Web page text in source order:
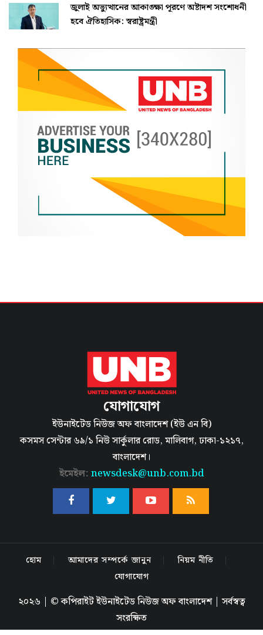
জুলাই অভ্যুত্থানের আকাঙ্ক্ষা পূরণে অষ্টাদশ সংশোধনী
হবে ঐতিহাসিক: স্বরাষ্ট্রমন্ত্রী
যোগাযোগ
ইউনাইটেড নিউজ অফ বাংলাদেশ (ইউ এন বি)
কসমস সেন্টার ৬৯/১ নিউ সার্কুলার রোড, মালিবাগ, ঢাকা-১২১৭,
বাংলাদেশ।
ইমেইল: newsdesk@unb.com.bd
হোম আমাদের সম্পর্কে জানুন
নিয়ম নীতি
যোগাযোগ
২০২৬ | © কপিরাইট ইউনাইটেড নিউজ অফ বাংলাদেশ | সর্বস্বত্ব
সংরক্ষিত